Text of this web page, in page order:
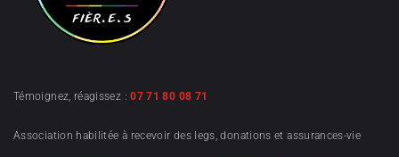
Témoignez, réagissez :07 71 80 08 71
Association habilitée à recevoir des legs, donations et assurances-vie